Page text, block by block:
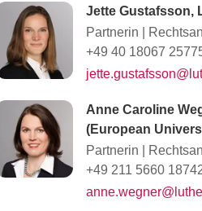
Jette Gustafsson,
Partnerin
+49 40 18067
Anne Caroline
(European
Partnerin
+49 211 5660